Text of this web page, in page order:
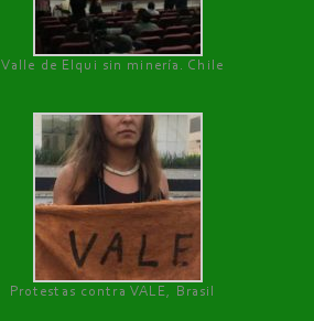
Valle de Elqui sin minería. Chile
Protestas contra VALE, Brasil